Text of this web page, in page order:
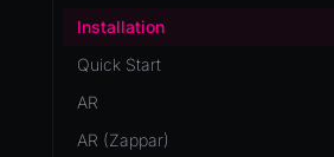
Installation
Quick Start
AR
AR (Zappar)